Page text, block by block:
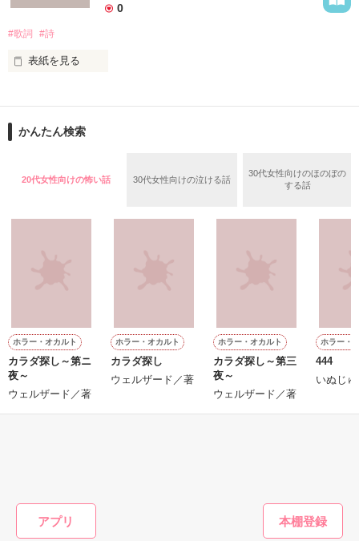
アプリ
無知を振りかざして
嘘つきな私は
約束を守れる気がした
いつか辿り着けるまで
0
#歌詞 #詩
表紙を見る
初めて知る感情もある。
仕事をして、
何かを思い知ることもある。
かんたん検索
20代女性向けの怖い話 30代女性向けの泣ける話
30代女性向けのほのぼの
する話
ホラー・オカルト
カラダ探し～第ニ
夜～
ウェルザード／著
ホラー・オカルト
カラダ探し
ウェルザード／著
ホラー・オカルト
カラダ探し～第三
夜～
ウェルザード／著
ホラー・
444
いぬじ